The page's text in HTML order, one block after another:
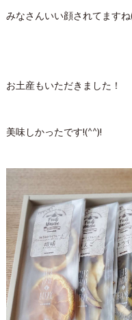
みなさんいい顔されてます
お土産もいただきました！
美味しかったです!(^^)!